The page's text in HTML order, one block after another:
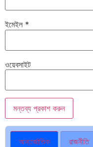
ইমেইল *
ওয়েবসাইট
আন্তর্জাতিক রাজনীতি